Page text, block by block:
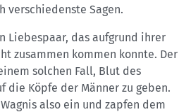
verschiedenste Sagen.
Liebespaar, das aufgrund ihrer
zusammen kommen konnte. Der
solchen Fall, Blut des
die Köpfe der Männer zu geben.
also ein und zapfen dem